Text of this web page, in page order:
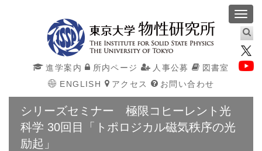
進学案内 所内ページ 人事公募
図書室
ENGLISH
アクセス お問い合わせ
シリーズセミナー 極限コヒーレント光
科学 30回目「トポロジカル磁気秩序の光
励起」